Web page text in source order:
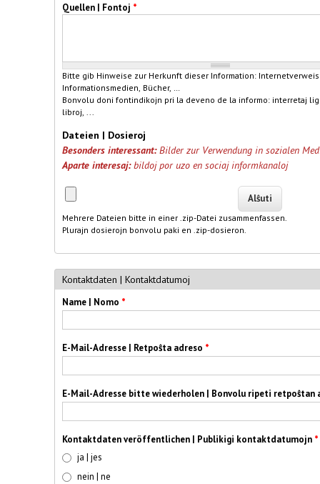
Quellen | Fontoj *
Bitte gib Hinweise zur Herkunft dieser Information:
Informationsmedien, Bücher, …
Bonvolu doni fontindikojn pri la deveno de la informo: interretaj
libroj, ...
Dateien | Dosieroj
Besonders interessant:Bilder zur Verwendung in sozialen
Aparte interesaj:bildoj por uzo en sociaj informkanaloj
Dateien | Dosieroj
Mehrere Dateien bitte in einer .zip-Datei zusammenfassen.
Plurajn dosierojn bonvolu paki en .zip-dosieron.
Kontaktdaten | Kontaktdatumoj
Name | Nomo *
E-Mail-Adresse | Retpoŝta adreso *
E-Mail-Adresse bitte wiederholen | Bonvolu ripeti retpoŝtan
Kontaktdaten veröffentlichen | Publikigi kontaktdatumojn *
ja | jes
nein | ne